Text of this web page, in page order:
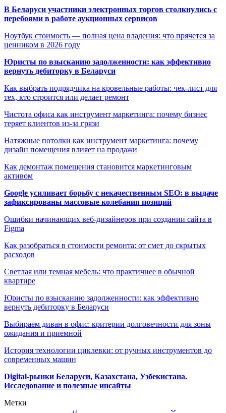
В Беларуси участники электронных торгов столкнулись с
перебоями в работе аукционных сервисов
Ноутбук стоимость — полная цена владения: что прячется за
ценником в 2026 году
Юристы по взысканию задолженности: как эффективно
вернуть дебиторку в Беларуси
Как выбрать подрядчика на кровельные работы: чек-лист для
тех, кто строится или делает ремонт
Чистота офиса как инструмент маркетинга: почему бизнес
теряет клиентов из-за грязи
Натяжные потолки как инструмент маркетинга: почему
дизайн помещения влияет на продажи
Как демонтаж помещения становится маркетинговым
активом
Google усиливает борьбу с некачественным SEO: в выдаче
зафиксированы массовые колебания позиций
Ошибки начинающих веб-дизайнеров при создании сайта в
Figma
Как разобраться в стоимости ремонта: от смет до скрытых
расходов
Светлая или темная мебель: что практичнее в обычной
квартире
Юристы по взысканию задолженности: как эффективно
вернуть дебиторку в Беларуси
Выбираем диван в офис: критерии долговечности для зоны
ожидания и приемной
История технологии циклевки: от ручных инструментов до
современных машин
Digital-рынки Беларуси, Казахстана, Узбекистана.
Исследование и полезные инсайты
Метки